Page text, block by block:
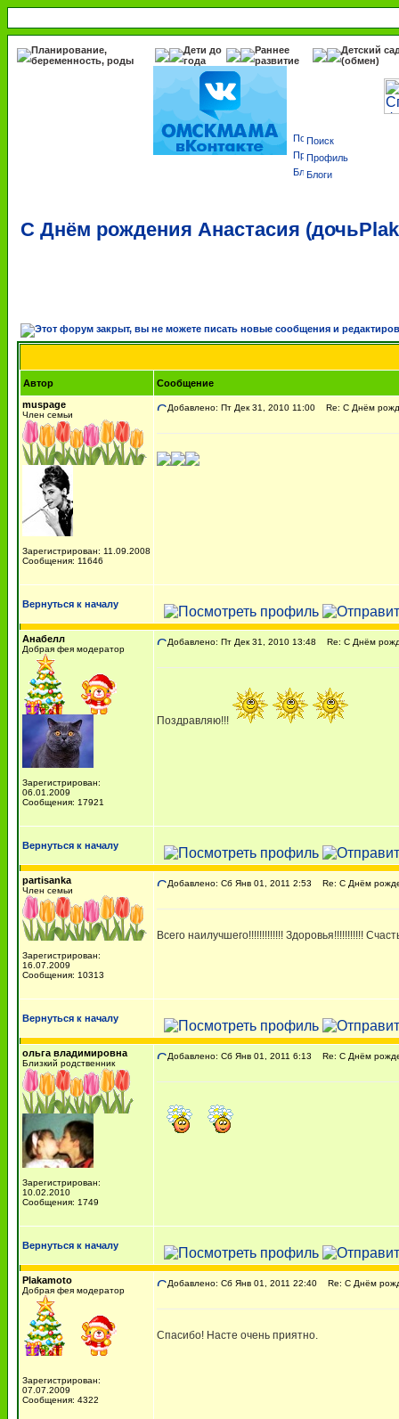
Планирование,
беременность, роды
Дети до
года
Раннее
развитие
Детский
(обмен)
Поиск
Профиль
Блоги
С Днём рождения Анастасия
Автор
Сообщение
muspage
Член семьи
Зарегистрирован: 11.09.2008
Сообщения: 11646
Добавлено: Пт Дек 31, 2010 11:00 Re: С Днём
Вернуться к началу
Анабелл
Добрая фея модератор
Зарегистрирован:
06.01.2009
Сообщения: 17921
Добавлено: Пт Дек 31, 2010 13:48 Re: С Днём
Поздравляю!!!
Вернуться к началу
partisanka
Член семьи
Зарегистрирован:
16.07.2009
Сообщения: 10313
Добавлено: Сб Янв 01, 2011 2:53 Re: С Днём
Всего наилучшего!!!!!!!!!!!!! Здоровья!!!!!!!!!!!
Вернуться к началу
ольга владимировна
Близкий родственник
Зарегистрирован:
10.02.2010
Сообщения: 1749
Добавлено: Сб Янв 01, 2011 6:13 Re: С Днём
Вернуться к началу
Plakamoto
Добрая фея модератор
Зарегистрирован:
07.07.2009
Сообщения: 4322
Добавлено: Сб Янв 01, 2011 22:40 Re: С Днём
Спасибо! Насте очень приятно.